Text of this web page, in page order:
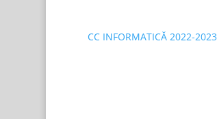
CC INFORMATICĂ 2022-2023